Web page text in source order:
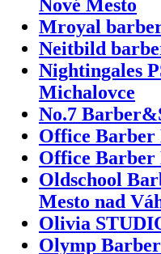
Nové Mesto
Mroyal
Neitbild
Nightingales
Michalovce
No.7
Office Barber
Office Barber
Oldschool
Mesto nad
Olivia
Olymp